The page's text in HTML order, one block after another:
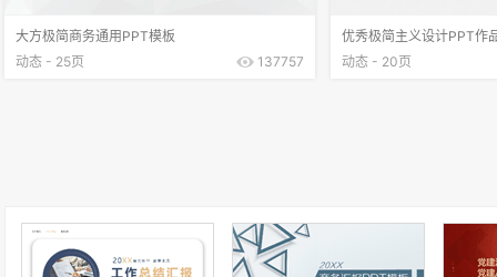
大方极简商务通用PPT模板
动态 - 25页
137757
优秀极简主义设计PPT作
动态 - 20页